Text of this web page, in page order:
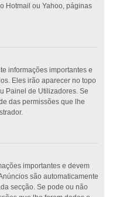
Hotmail ou Yahoo, páginas
informações importantes e
Eles irão aparecer no topo
Painel de Utilizadores. Se
das permissões que lhe
importantes e devem
são automaticamente
secção. Se pode ou não